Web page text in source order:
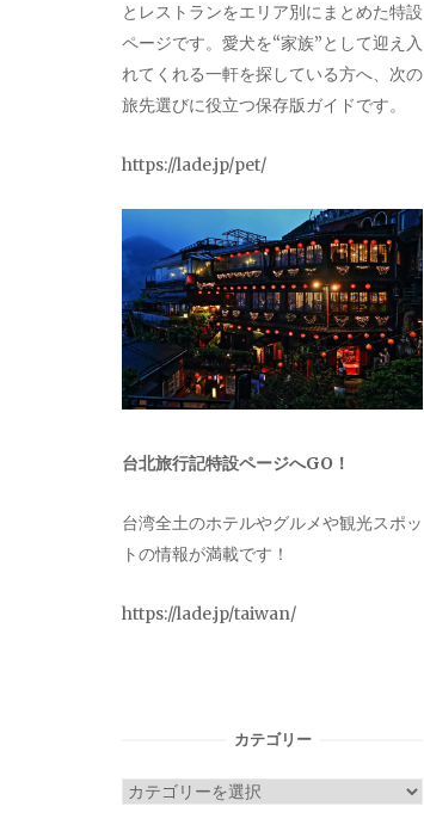
とレストランをエリア別にまとめた特設
ページです。愛犬を“家族”として迎え入
れてくれる一軒を探している方へ、次の
旅先選びに役立つ保存版ガイドです。
https://lade.jp/pet/
台北旅行記特設ページへGO！
台湾全土のホテルやグルメや観光スポッ
トの情報が満載です！
https://lade.jp/taiwan/
カテゴリー
カ